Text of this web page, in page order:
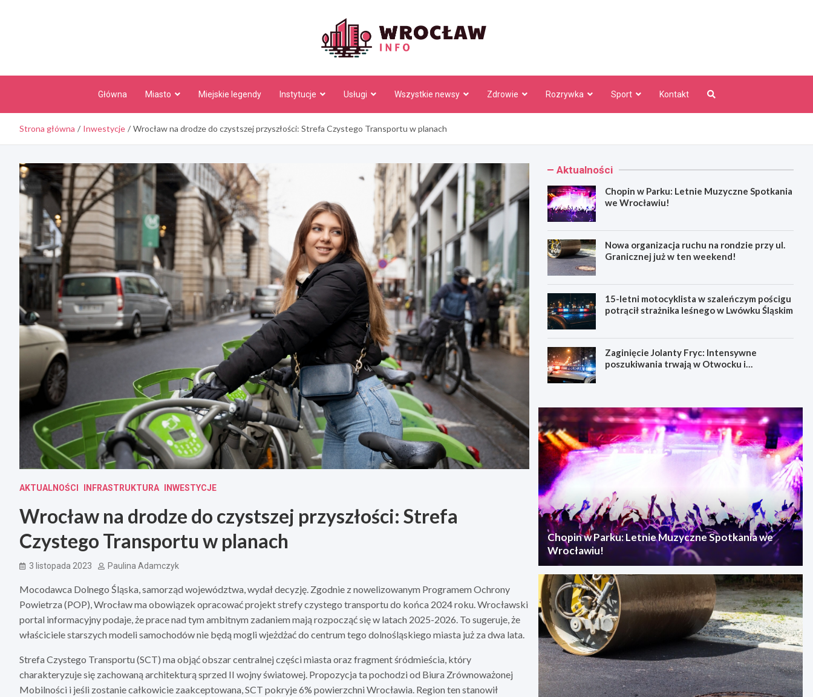
Główna Miasto Miejskie legendy Instytucje Usługi Wszystkie newsy Zdrowie Rozrywka Sport Kontakt
Strona główna Inwestycje Wrocław na drodze do czystszej przyszłości: Strefa Czystego Transportu w planach
AKTUALNOŚCI INFRASTRUKTURA INWESTYCJE
Wrocław na drodze do czystszej przyszłości: Strefa
Czystego Transportu w planach
3 listopada 2023 Paulina Adamczyk
Mocodawca Dolnego Śląska, samorząd województwa, wydał decyzję. Zgodnie z nowelizowanym Programem Ochrony
Powietrza (POP), Wrocław ma obowiązek opracować projekt strefy czystego transportu do końca 2024 roku. Wrocławski
portal informacyjny podaje, że prace nad tym ambitnym zadaniem mają rozpocząć się w latach 2025-2026. To sugeruje, że
właściciele starszych modeli samochodów nie będą mogli wjeżdżać do centrum tego dolnośląskiego miasta już za dwa lata.
Strefa Czystego Transportu (SCT) ma objąć obszar centralnej części miasta oraz fragment śródmieścia, który
charakteryzuje się zachowaną architekturą sprzed II wojny światowej. Propozycja ta pochodzi od Biura Zrównoważonej
Mobilności i jeśli zostanie całkowicie zaakceptowana, SCT pokryje 6% powierzchni Wrocławia. Region ten stanowił
Aktualności
Chopin w Parku: Letnie Muzyczne Spotkania
we Wrocławiu!
Nowa organizacja ruchu na rondzie przy ul.
Granicznej już w ten weekend!
15-letni motocyklista w szaleńczym pościgu
potrącił strażnika leśnego w Lwówku Śląskim
Zaginięcie Jolanty Fryc: Intensywne
poszukiwania trwają w Otwocku i
Chopin w Parku: Letnie Muzyczne Spotkania we
Wrocławiu!